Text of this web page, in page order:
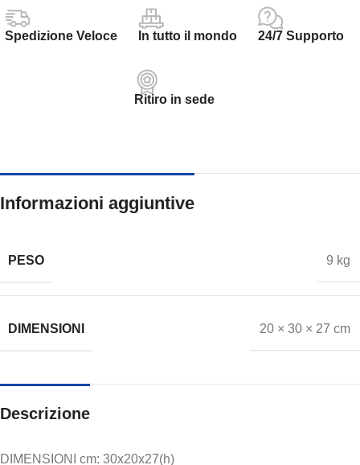
Spedizione Veloce In tutto il mondo 24/7 Supporto
Ritiro in sede
Informazioni aggiuntive
PESO 9 kg
DIMENSIONI 20 × 30 × 27 cm
Descrizione
DIMENSIONI cm: 30x20x27(h)